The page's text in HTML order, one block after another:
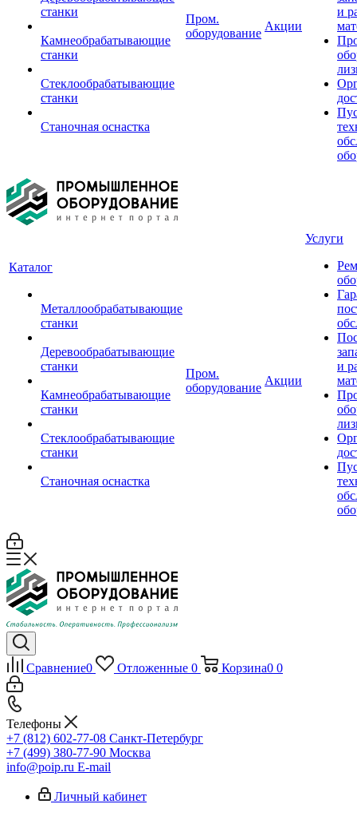
станки
Камнеобрабатывающие
станки
Стеклообрабатывающие
станки
Станочная оснастка
Пром.
оборудование
Акции
и
Каталог
Металлообрабатывающие
станки
Деревообрабатывающие
станки
Камнеобрабатывающие
станки
Стеклообрабатывающие
станки
Станочная оснастка
Пром.
оборудование
Акции
Услуги
и
Сравнение0 Отложенные 0 Корзина0 0
Телефоны
+7 (812) 602-77-08 Санкт-Петербург
+7 (499) 380-77-90 Москва
info@poip.ru E-mail
Личный кабинет